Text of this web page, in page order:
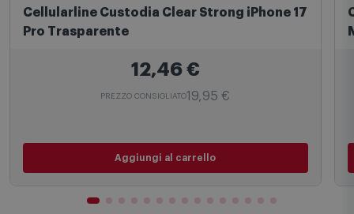
Cellularline Custodia Clear Strong iPhone 17
Pro Trasparente
12,46€
PREZZO CONSIGLIATO19,95 €
Aggiungi al carrello